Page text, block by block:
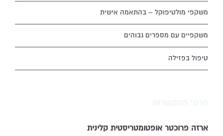
משקפי מולטיפוקל – בהתאמה אישית
משקפיים עם מספרים גבוהים
טיפול בפזילה
ארזה פרוכטר אופטומטריסטית קלינית